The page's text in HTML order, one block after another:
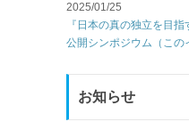
2025/01/25
『日本の真の独立を目
公開シンポジウム（この
お知らせ